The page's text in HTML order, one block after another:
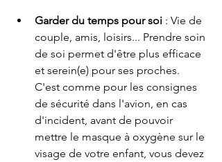
Garder du temps pour soi : Vie de
couple, amis, loisirs... Prendre soin
de soi permet d'être plus efficace
et serein(e) pour ses proches.
C'est comme pour les consignes
de sécurité dans l'avion, en cas
d'incident, avant de pouvoir
mettre le masque à oxygène sur le
visage de votre enfant, vous devez